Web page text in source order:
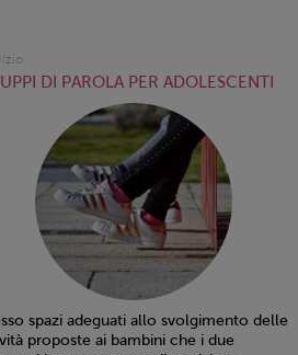
DI PAROLA PER ADOLESCENTI
spazi adeguati allo svolgimento delle
proposte ai bambini che i due